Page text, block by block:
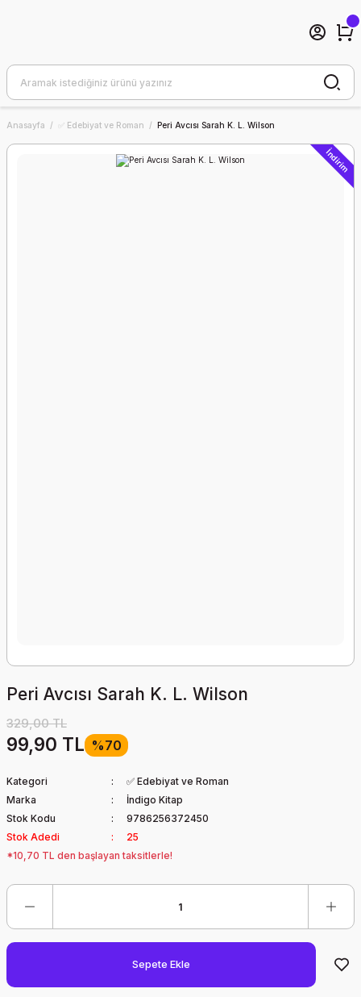
Anasayfa ✅ Edebiyat ve Roman Peri Avcısı Sarah K. L. Wilson
İndirim
Peri Avcısı Sarah K. L. Wilson
329,00 TL
99,90 TL %70
Kategori
✅ Edebiyat ve Roman
Marka
İndigo Kitap
Stok Kodu
9786256372450
Stok Adedi
25
*10,70 TL den başlayan taksitlerle!
Sepete Ekle